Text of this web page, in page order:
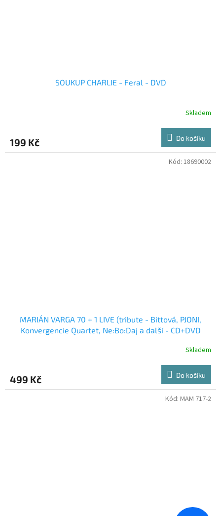
SOUKUP CHARLIE - Feral - DVD
Skladem
199 Kč Do košíku
MARIÁN VARGA 70 + 1 LIVE (tribute - Bittová, PJONI,
Konvergencie Quartet, Ne:Bo:Daj a další - CD+DVD
Skladem
499 Kč Do košíku
Kód: 18690002
Kód: MAM 717-2